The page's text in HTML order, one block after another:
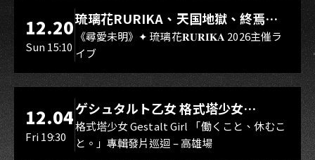
LIVE WAREHOUSE 小庫
12.20
Sun 15:10
琉璃花RURIKA、天国地獄、終焉
Rebirth、DUALIA、無我夢中、花奏
スマイル（O.A.）
《尋愛未明》✦ 琉璃花𝐑𝐔𝐑𝐈𝐊𝐀 2026主催ラ
イブ
LIVE WAREHOUSE 小庫
12.04
Fri 19:30
ゲシュタルト乙女 格式塔少女
Gestalt Girl
格式塔少女 Gestalt Girl 「働くこと、休むこ
と。」專輯發片巡迴 – 高雄場